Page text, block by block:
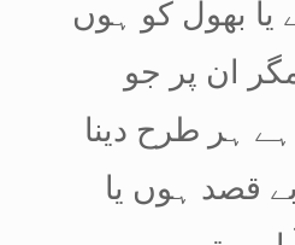
بھول کو ہوں
ان پر جو
ہر طرح دینا
قصد ہوں یا